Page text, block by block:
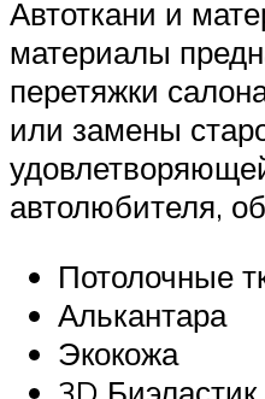
Автоткани и
материалы
перетяжки
или замены
автолюбителя,
Потолочные
Алькантара
Экокожа